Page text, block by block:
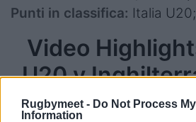
Rugbymeet - Do Not Process
Information
Punti in classifica: Italia
Video
U20 v
37